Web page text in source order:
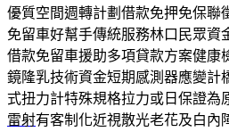
優質空間週轉計劃借款免押免保聯
免留車好幫手傳統服務林口民眾資
借款免留車援助多項貸款方案健康
鏡隆乳技術資金短期感測器應變計
式扭力計特殊規格拉力或日保證為
雷射有客制化近視散光老花及白內